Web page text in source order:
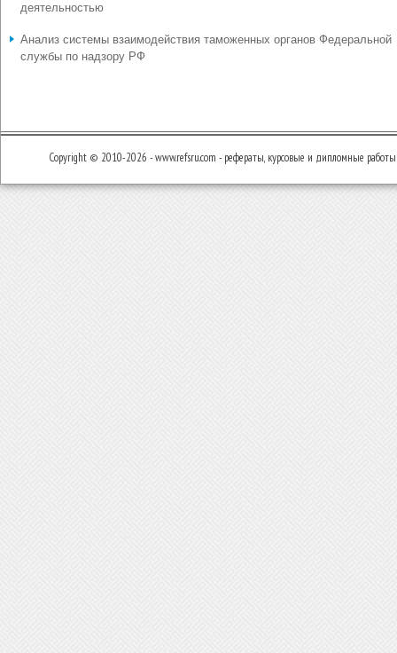
деятельностью
Анализ системы взаимодействия таможенных органов Федеральной
службы по надзору РФ
Copyright © 2010-2026 - www.refsru.com - рефераты, курсовые и дипломные работы